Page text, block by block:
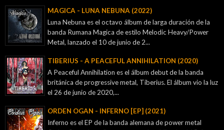
MAGICA - LUNA NEBUNA (2022)
Luna Nebuna es el octavo álbum de larga duración de la
banda Rumana Magica de estilo Melodic Heavy/Power
Metal, lanzado el 10 de junio de 2...
TIBERIUS - A PEACEFUL ANNIHILATION (2020)
A Peaceful Annihilation es el álbum debut de la banda
británica de progressive metal, Tiberius. El álbum vio la luz
el 26 de junio de 2020,...
ORDEN OGAN - INFERNO [EP] (2021)
Inferno es el EP de la banda alemana de power metal